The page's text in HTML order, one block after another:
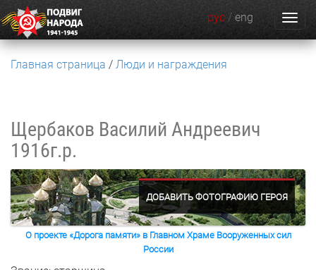
рус / eng
Главная страница Люди и награждения
Щербаков Василий Андреевич
1916г.р.
ДОБАВИТЬ ФОТОГРАФИЮ ГЕРОЯ
О проекте «Дорога памяти» в Главном Храме Вооруженных сил
России